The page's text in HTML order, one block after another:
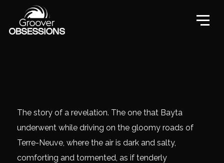
The story of a revelation. The one that Bayta
underwent while driving on the gloomy roads of
Terre-Neuve, where the air is dark and salty,
comforting and tormented, as if tenderly